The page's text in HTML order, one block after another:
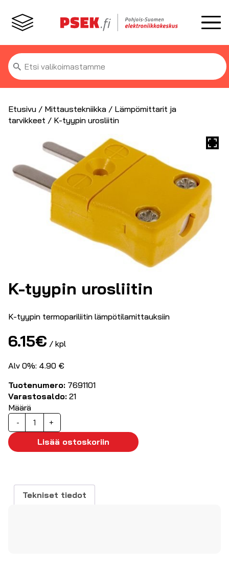
Etsi:
Etusivu / Mittaustekniikka / Lämpömittarit ja
tarvikkeet / K-tyypin urosliitin
K-tyypin urosliitin
K-tyypin termopariliitin lämpötilamittauksiin
6.15€ / kpl
Alv 0%: 4.90 €
Tuotenumero: 7691101
Varastosaldo: 21
Määrä
-
tyypin
urosliitin
määrä
+
Lisää ostoskoriin
Tekniset tiedot